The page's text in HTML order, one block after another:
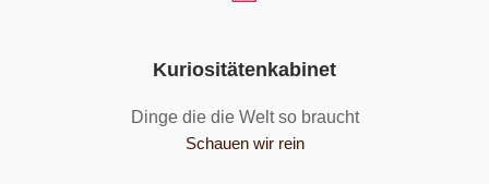
Kuriositätenkabinet
Dinge die die Welt so braucht
Schauen wir rein